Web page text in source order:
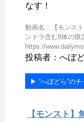
なす！
動画名：【モンス
ンドラ含む8体の
https://
投稿者：へぼ
▶︎ “へぼどら”の
【モンスト】